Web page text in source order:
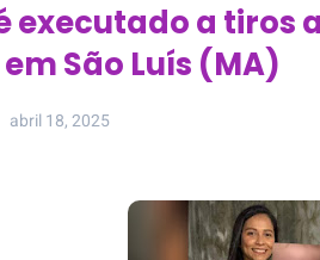
executado a tiros
São Luís (MA)
abril 18, 2025